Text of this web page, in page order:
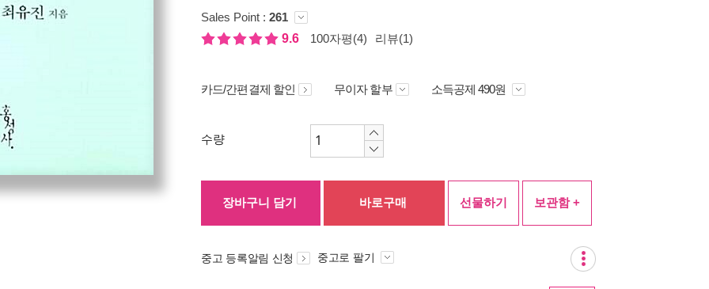
Sales Point : 261
9.6
100자평(4) 리뷰(1)
카드/간편결제 할인 무이자 할부 소득공제 490원
수량
장바구니 담기 바로구매 선물하기 보관함 +
중고 등록알림 신청 중고로 팔기